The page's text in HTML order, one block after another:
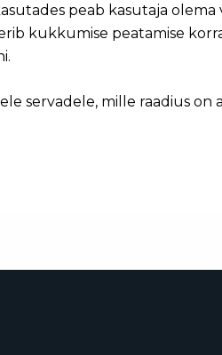
peab kasutaja
kukkumise peatamise
servadele, mille raadius on